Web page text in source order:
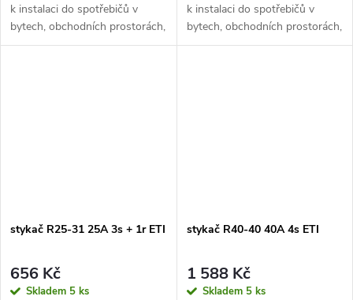
k instalaci do spotřebičů v
bytech, obchodních prostorách,
hotelech,...
k instalaci do spotřebičů v
bytech, obchodních prostorách,
hotelech,...
stykač R25-31 25A 3s + 1r ETI
656 Kč
Skladem 5 ks
stykač R40-40 40A 4s ETI
1 588 Kč
Skladem 5 ks